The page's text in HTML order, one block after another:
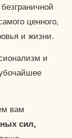
ценного,
и жизни.
и
вам
сил,